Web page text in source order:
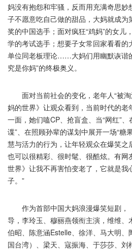
妈没有抱怨和牢骚，反而用充满奇思
子不愿意吃自己做的甜品，大妈就成为
奖的中国选手；面对疯狂“鸡妈”的女儿
学的考试选手；想要子女常回家看看
单位同老板理论……大妈们用幽默诙谐
究是你妈”的终极奥义。
面对当前社会的变化，老年人“被淘
妈的世界》让观众看到，当前时代的老
一面，她们嗑CP、抢盲盒、当“网红”
谍”、在照顾孙辈的谋划中展开一场“
慧与活力的行为，让年轻观众在爆笑
也可以很精彩、很时髦、很酷炫。有网
世界》让我不再害怕变老了，它就是我
子。”
作为首部中国大妈浪漫爆笑短剧，
导，李玲玉、穆丽燕领衔主演，维维、
伯昭、陈意涵Estelle、徐洋、马大明、
国台湾）、梁天、寇振海、于莎莎、